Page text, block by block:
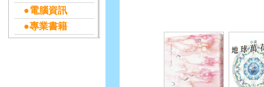
●電腦資訊
●專業書籍